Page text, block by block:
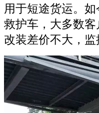
用于短途货运。
救护车，大多数
改装差价不大，